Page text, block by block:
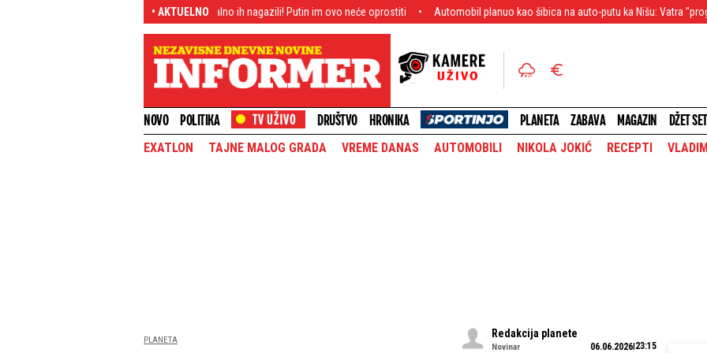
• AKTUELNO
EU kidiše na Moskvu, brutalno ih nagazili! Putin im ovo neće oprostiti Automobil planuo kao šibica na auto-putu ka Nišu: Vatra "progutala" vozilo,
NOVO POLITIKA DRUŠTVO HRONIKA PLANETA ZABAVA MAGAZIN DŽET SET
EXATLON TAJNE MALOG GRADA VREME DANAS AUTOMOBILI NIKOLA JOKIĆ RECEPTI
PLANETA
Redakcija planete
Novinar 06.06.2026 23:15